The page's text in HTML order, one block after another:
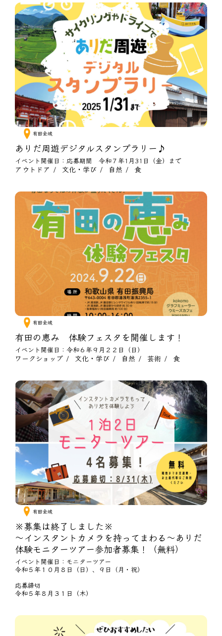
有田全域
ありだ周遊デジタルスタンプラリー♪
イベント開催日：応募期間 令和７年1月31日（金）まで
アウトドア 文化・学び 自然 食
有田全域
有田の恵み 体験フェスタを開催します！
イベント開催日：令和６年９月２２日（日）
ワークショップ 文化・学び 自然 芸術 食
有田全域
※募集は終了しました※
～インスタントカメラを持ってまわる～ありだ
体験モニターツアー参加者募集！（無料）
イベント開催日：モニターツアー
令和５年１０月８日（日）、９日（月・祝）
応募締切
令和５年８月３１日（木）